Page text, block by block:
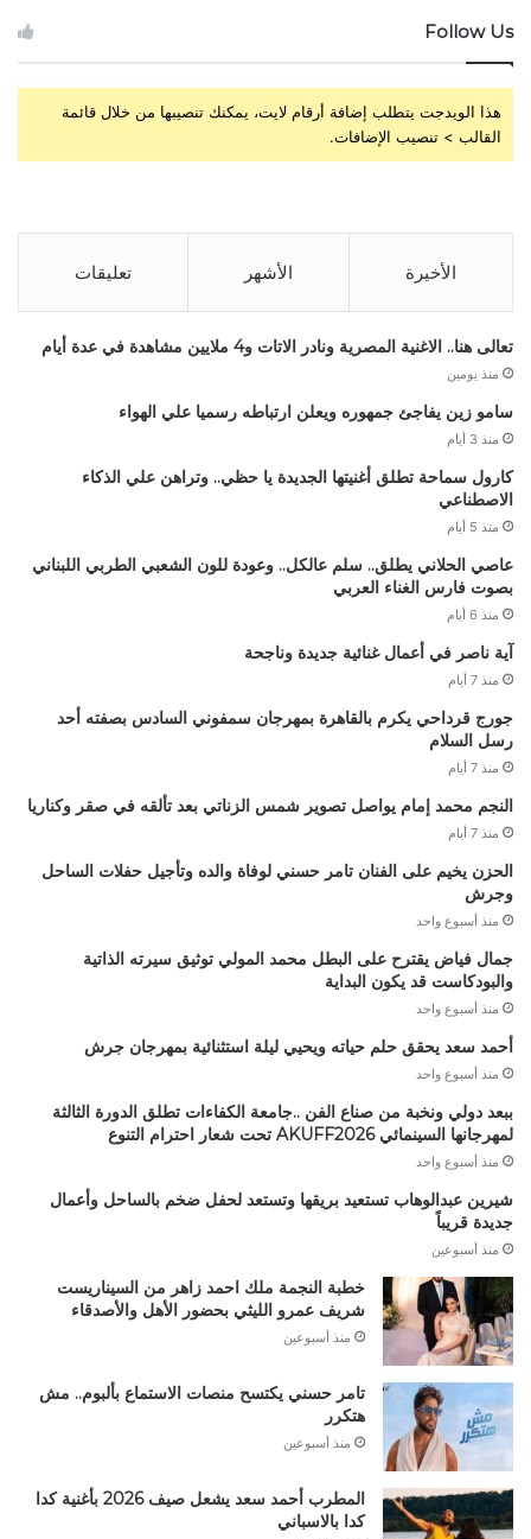
Follow Us
هذا الويدجت يتطلب إضافة أرقام لايت، يمكنك تنصيبها من خلال قائمة
القالب > تنصيب الإضافات.
الأخيرة الأشهر تعليقات
تعالى هنا.. الاغنية المصرية ونادر الاتات و4 ملايين مشاهدة في عدة أيام
منذ يومين
سامو زين يفاجئ جمهوره ويعلن ارتباطه رسميا علي الهواء
منذ 3 أيام
كارول سماحة تطلق أغنيتها الجديدة يا حظي.. وتراهن علي الذكاء
الاصطناعي
منذ 5 أيام
عاصي الحلاني يطلق.. سلم عالكل.. وعودة للون الشعبي الطربي اللبناني
بصوت فارس الغناء العربي
منذ 6 أيام
آية ناصر في أعمال غنائية جديدة وناجحة
منذ 7 أيام
جورج قرداحي يكرم بالقاهرة بمهرجان سمفوني السادس بصفته أحد
رسل السلام
منذ 7 أيام
النجم محمد إمام يواصل تصوير شمس الزناتي بعد تألقه في صقر وكناريا
منذ 7 أيام
الحزن يخيم على الفنان تامر حسني لوفاة والده وتأجيل حفلات الساحل
وجرش
منذ أسبوع واحد
جمال فياض يقترح على البطل محمد المولي توثيق سيرته الذاتية
والبودكاست قد يكون البداية
منذ أسبوع واحد
أحمد سعد يحقق حلم حياته ويحيي ليلة استثنائية بمهرجان جرش
منذ أسبوع واحد
ببعد دولي ونخبة من صناع الفن ..جامعة الكفاءات تطلق الدورة الثالثة
لمهرجانها السينمائي AKUFF2026 تحت شعار احترام التنوع
منذ أسبوع واحد
شيرين عبدالوهاب تستعيد بريقها وتستعد لحفل ضخم بالساحل وأعمال
جديدة قريباً
منذ أسبوعين
خطبة النجمة ملك احمد زاهر من السيناريست
شريف عمرو الليثي بحضور الأهل والأصدقاء
منذ أسبوعين
تامر حسني يكتسح منصات الاستماع بألبوم.. مش
هتكرر
منذ أسبوعين
المطرب أحمد سعد يشعل صيف 2026 بأغنية كدا
كدا بالاسباني